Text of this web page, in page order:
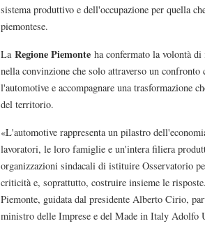
sistema produttivo e dell'occupazione per quella
piemontese.
La Regione Piemonte ha confermato la volontà
nella convinzione che solo attraverso un
l'automotive e accompagnare una trasformazione
del territorio.
«L'automotive rappresenta un pilastro
lavoratori, le loro famiglie e un'intera filiera
organizzazioni sindacali di istituire Osservatorio
criticità e, soprattutto, costruire insieme le
Piemonte, guidata dal presidente Alberto Cirio,
ministro delle Imprese e del Made in Italy Adolfo